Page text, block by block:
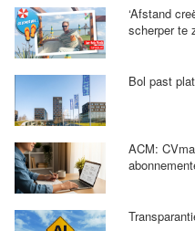
‘Afstand
scherper te
Bol past
ACM: